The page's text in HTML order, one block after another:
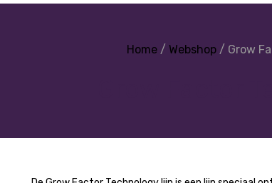
Home/ Webshop/ Grow